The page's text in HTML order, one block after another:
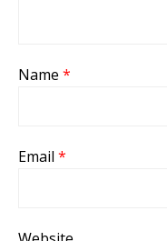
Name *
Email *